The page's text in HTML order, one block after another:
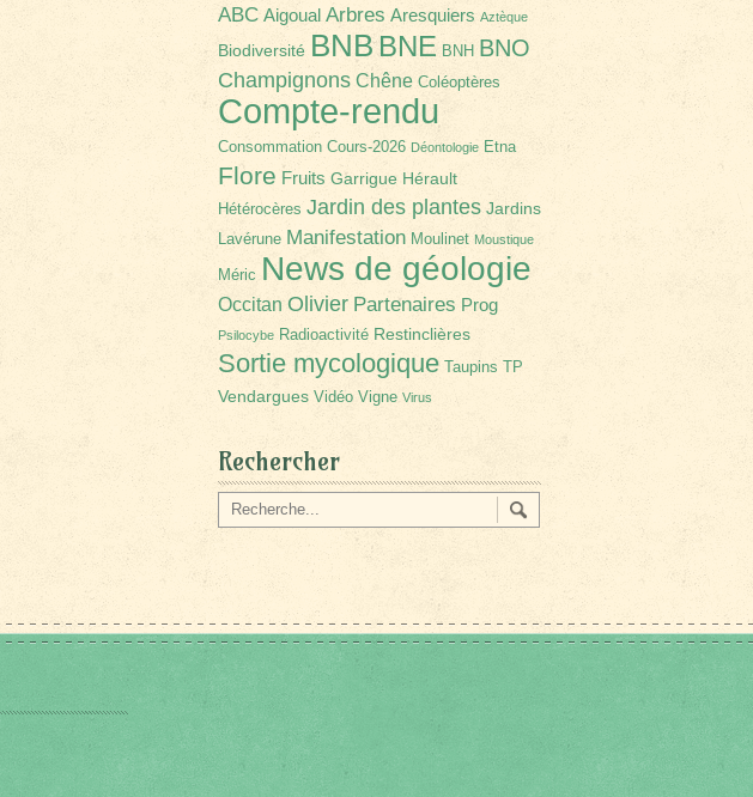
ABC Aigoual Arbres Aresquiers Aztèque
Biodiversité BNB BNE BNH BNO
Champignons Chêne Coléoptères
Compte-rendu
Consommation Cours-2026 Déontologie Etna
Flore Fruits Garrigue Hérault
Hétérocères Jardin des plantes Jardins
Lavérune Manifestation Moulinet Moustique
Méric News de géologie
Occitan Olivier Partenaires Prog
Psilocybe Radioactivité Restinclières
Sortie mycologique Taupins TP
Vendargues Vidéo Vigne Virus
Rechercher